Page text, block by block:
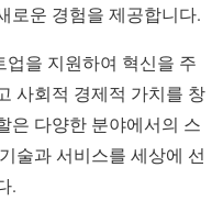
로운 경험을 제공합니다.
을 지원하여 혁신을 주
사회적 경제적 가치를 창
은 다양한 분야에서의 스
술과 서비스를 세상에 선
.